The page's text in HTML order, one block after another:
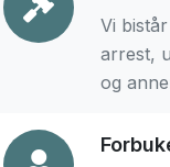
Vi
arrest,
og